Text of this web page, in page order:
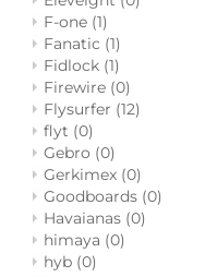
F-one (1)
Fanatic (1)
Fidlock (1)
Firewire (0)
Flysurfer (12)
flyt (0)
Gebro (0)
Gerkimex (0)
Goodboards (0)
Havaianas (0)
himaya (0)
hyb (0)